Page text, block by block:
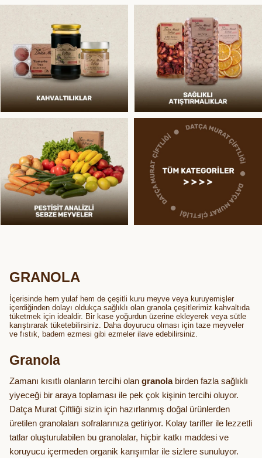
GRANOLA
İçerisinde hem yulaf hem de çeşitli kuru meyve veya kuruyemişler
içerdiğinden dolayı oldukça sağlıklı olan granola çeşitlerimiz kahvaltıda
tüketmek için idealdir. Bir kase yoğurdun üzerine ekleyerek veya sütle
karıştırarak tüketebilirsiniz. Daha doyurucu olması için taze meyveler
ve fıstık, badem ezmesi gibi ezmeler ilave edebilirsiniz.
Granola
Zamanı kısıtlı olanların tercihi olan granolabirden fazla sağlıklı
yiyeceği bir araya toplaması ile pek çok kişinin tercihi oluyor.
Datça Murat Çiftliği sizin için hazırlanmış doğal ürünlerden
üretilen granolaları sofralarınıza getiriyor. Kolay tarifler ile lezzetli
tatlar oluşturulabilen bu granolalar, hiçbir katkı maddesi ve
koruyucu içermeden organik karışımlar ile sizlere sunuluyor.